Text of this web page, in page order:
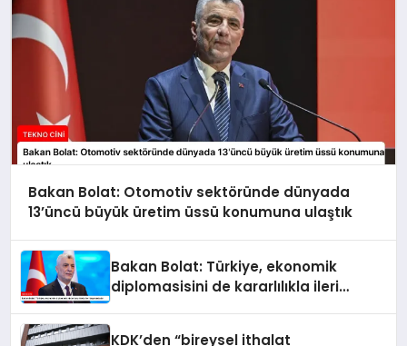
Bakan Bolat: Otomotiv sektöründe dünyada
13’üncü büyük üretim üssü konumuna ulaştık
Bakan Bolat: Türkiye, ekonomik
diplomasisini de kararlılıkla ileri
KDK’den “bireysel ithalat